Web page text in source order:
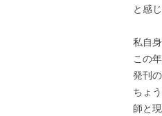
と感
私自
この
発刊
ちょ
師と